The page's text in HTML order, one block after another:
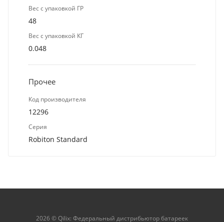
Вес с упаковкой ГР
48
Вес с упаковкой КГ
0.048
Прочее
Код производителя
12296
Серия
Robiton Standard
2026 © Qilix: Федеральный дистрибьютор батареек